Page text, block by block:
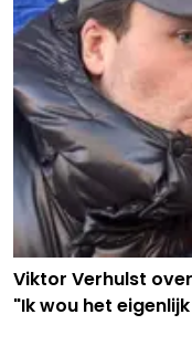
Viktor Verhulst
"Ik wou het